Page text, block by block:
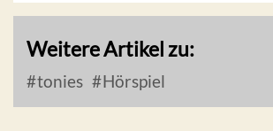
Weitere Artikel zu:
tonies Hörspiel